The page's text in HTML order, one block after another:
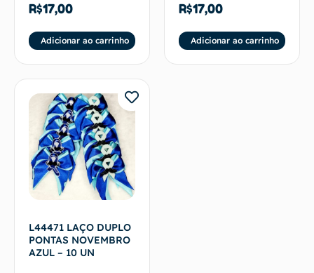
R$17,00
Adicionar ao carrinho
R$17,00
Adicionar ao carrinho
L44471 LAÇO DUPLO
PONTAS NOVEMBRO
AZUL – 10 UN